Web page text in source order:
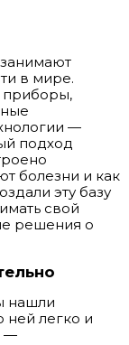
в мире.
приборы,
—
подход
болезни и как
эту базу
свой
решения о
нашли
ней легко и
—